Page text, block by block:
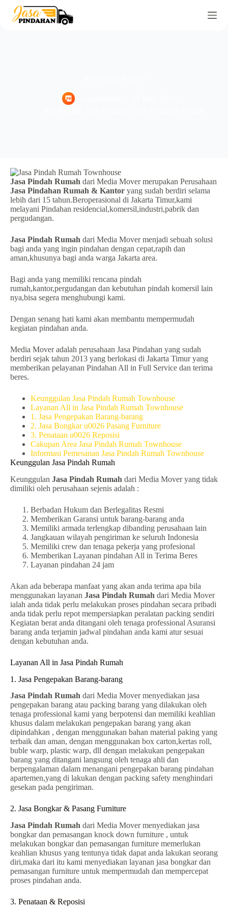
Jasa Pindah Rumah dari Media Mover merupakan Perusahaan
Jasa Pindahan Rumah & Kantor yang sudah berdiri selama
lebih dari 15 tahun.Beroperasional di Jakarta Timur,kami
melayani Pindahan residencial,komersil,industri,pabrik dan
pergudangan.
Jasa Pindah Rumah dari Media Mover menjadi sebuah solusi
bagi anda yang ingin pindahan dengan cepat,rapih dan
aman,khusunya bagi anda warga Jakarta area.
Bagi anda yang memiliki rencana pindah
rumah,kantor,pergudangan dan kebutuhan pindah komersil lain
nya,bisa segera menghubungi kami.
Dengan senang hati kami akan membantu mempermudah
kegiatan pindahan anda.
Media Mover adalah perusahaan Jasa Pindahan yang sudah
berdiri sejak tahun 2013 yang berlokasi di Jakarta Timur yang
memberikan pelayanan Pindahan All in Full Service dan terima
beres.
Keunggulan Jasa Pindah Rumah Townhouse
Layanan All in Jasa Pindah Rumah Townhouse
1. Jasa Pengepakan Barang-barang
2. Jasa Bongkar u0026 Pasang Furniture
3. Penataan u0026 Reposisi
Cakupan Area Jasa Pindah Rumah Townhouse
Informasi Pemesanan Jasa Pindah Rumah Townhouse
Keunggulan Jasa Pindah Rumah
Keunggulan Jasa Pindah Rumah dari Media Mover yang tidak
dimiliki oleh perusahaan sejenis adalah :
Berbadan Hukum dan Berlegalitas Resmi
Memberikan Garansi untuk barang-barang anda
Memiliki armada terlengkap dibanding perusahaan lain
Jangkauan wilayah pengiriman ke seluruh Indonesia
Memiliki crew dan tenaga pekerja yang profesional
Memberikan Layanan pindahan All in Terima Beres
Layanan pindahan 24 jam
Akan ada beberapa manfaat yang akan anda terima apa bila
menggunakan layanan Jasa Pindah Rumah dari Media Mover
ialah anda tidak perlu melakukan proses pindahan secara pribadi
anda tidak perlu repot mempersiapkan peralatan packing sendiri
Kegiatan berat anda ditangani oleh tenaga professional Asuransi
barang anda terjamin jadwal pindahan anda kami atur sesuai
dengan kebutuhan anda.
Layanan All in Jasa Pindah Rumah
1. Jasa Pengepakan Barang-barang
Jasa Pindah Rumah dari Media Mover menyediakan jasa
pengepakan barang atau packing barang yang dilakukan oleh
tenaga professional kami yang berpotensi dan memiliki keahlian
khusus dalam melakukan pengepakan barang yang akan
dipindahkan , dengan menggunakan bahan material paking yang
terbaik dan aman, dengan menggunakan box carton,kertas roll,
buble warp, plastic warp, dll dengan melakukan pengepakan
barang yang ditangani langsung oleh tenaga ahli dan
berpengalaman dalam menangani pengepakan barang pindahan
apartemen,yang di lakukan dengan packing safety menghindari
gesekan pada pengiriman.
2. Jasa Bongkar & Pasang Furniture
Jasa Pindah Rumah dari Media Mover menyediakan jasa
bongkar dan pemasangan knock down furniture , untuk
melakukan bongkar dan pemasangan furniture memerlukan
keahlian khusus yang tentunya tidak dapat anda lakukan seorang
diri,maka dari itu kami menyediakan layanan jasa bongkar dan
pemasangan furniture untuk mempermudah dan mempercepat
proses pindahan anda.
3. Penataan & Reposisi